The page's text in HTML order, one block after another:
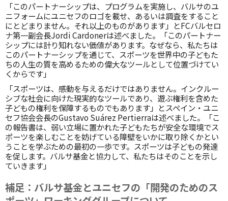
「このパートナーシップは、プログラムを実施し、バルサのユ
ニフォームにユニセフのロゴを載せ、あるいは調査をすること
にとどまりません。それ以上のものがあります」とFCバルセロ
ナ第一副会長Jordi Cardonerは述べました。「このパートナー
シップには計り知れない価値があります。なぜなら、私たちは
このパートナーシップを通じて、スポーツを世界中の子どもた
ちの人生の質を高めるための偉大なツールとして位置づけてい
くからです」
「スポーツは、感動を与えるだけではありません。インクルー
シブな社会に向けた現実的なツールであり、遊ぶ権利を含めた
子どもの権利を保障するものでもあります」とスペイン・ユニ
セフ協会会長のGustavo Suárez Pertierraは述べました。「こ
の報告書は、弱い立場に置かれた子どもたちが安全な環境でス
ポーツを楽しむことを妨げている障壁をいかに取り除くかとい
うことを学ぶための最初の一歩です。スポーツは子どもの発達
を促します。バルサ基金と協力して、私たちはそのことを示し
ていきます」
補足：バルサ基金とユニセフの「開発のためのス